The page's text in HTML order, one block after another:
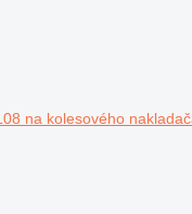
na kolesového